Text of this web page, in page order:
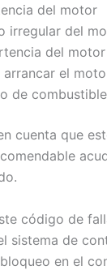
del motor
irregular del
del
el
de combustible
cuenta que
código de
sistema de
en el